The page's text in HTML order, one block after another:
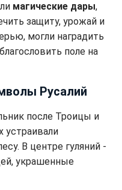
магические дары,
защиту, урожай и
могли наградить
поле на
Русалий
после Троицы и
устраивали
В центре гуляний -
украшенные